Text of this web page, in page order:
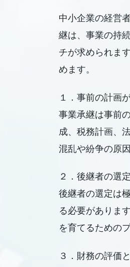
中小企業の経営
継は、事業の持
チが求められま
めます。
１．事前の計画
事業承継は事前
成、税務計画、
混乱や紛争の原
２．後継者の選
後継者の選定は
る必要がありま
を育てるための
３．財務の評価